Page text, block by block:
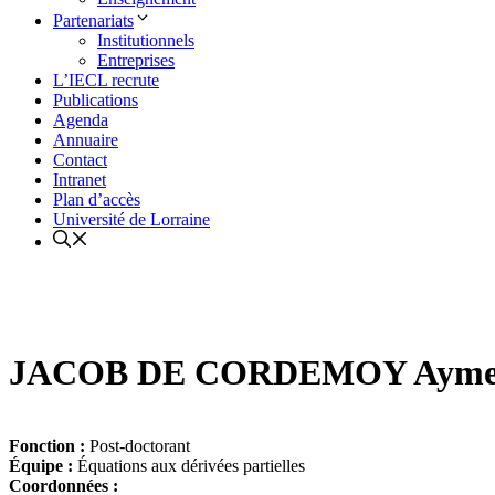
Partenariats
Institutionnels
Entreprises
L’IECL recrute
Publications
Agenda
Annuaire
Contact
Intranet
Plan d’accès
Université de Lorraine
JACOB DE CORDEMOY
Fonction : Post-doctorant
Équipe : Équations aux dérivées partielles
Coordonnées :